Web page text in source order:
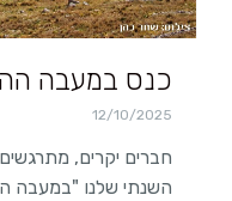
כנס במעבה
12/10/2025
חברים יקרים,
השנתי שלנו "במעבה